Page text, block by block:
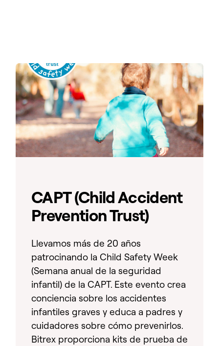
CAPT (Child Accident
Prevention Trust)
Llevamos más de 20 años
patrocinando la Child Safety Week
(Semana anual de la seguridad
infantil) de la CAPT. Este evento crea
conciencia sobre los accidentes
infantiles graves y educa a padres y
cuidadores sobre cómo prevenirlos.
Bitrex proporciona kits de prueba de